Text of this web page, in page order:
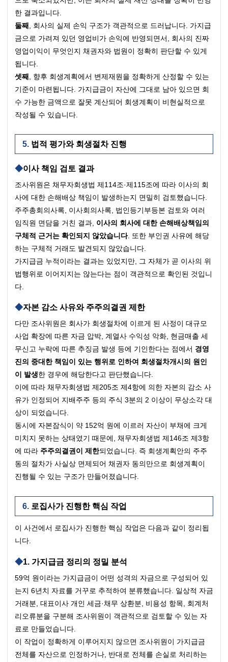
한 결과입니다.
둘째
, 회사의 실제 손익 구조가 객관적으로 드러납니다. 가지급
금으로 가려져 있던 영업비가 손익에 반영되면서, 회사의 진짜
영업이익이 무엇인지 채권자와 법원이 정확히 판단할 수 있게
됩니다.
셋째
, 향후 회생계획에서 변제재원을 정확하게 산정할 수 있는
기준이 마련됩니다. 가지급금이 자산에 그대로 남아 있으면 회
수 가능한 금액으로 잘못 계산되어 회생계획이 비현실적으로
작성될 수 있습니다.
법적 평가와 회생절차 진행
이사 책임 검토 결과
조사위원은 채무자회생법 제114조·제115조에 따라 이사의 회
사에 대한 손해배상 책임이 발생하는지 면밀히 검토했습니다.
주주총회의사록, 이사회의사록, 법인등기부등본 검토와 여러
임직원 면담을 거친 결과, 이사의 회사에 대한 손해배상책임의
구체적 근거는 확인되지 않았습니다. 또한 부인권 사유에 해당
하는 구체적 거래도 발견되지 않았습니다.
가지급금 누적이라는 결과는 있었지만, 그 자체가 곧 이사의 위
법행위로 이어지지는 않는다는 점이 객관적으로 확인된 것입니
다.
자본 감소 사유와 주주의결권 제한
다만 조사위원은 회사가 회생절차에 이르게 된 사정이 대규모
사업 확장에 따른 자금 압박, 계열사 수익성 악화, 현금매출 세
무신고 누락에 따른 추징금 발생 등에 기인한다는 점에서 경영
진의 중대한 책임이 있는 행위로 인하여 회생절차개시의 원인
이 발생한 경우에 해당한다고 판단했습니다.
이에 따라 채무자회생법 제205조 제4항에 의한 자본의 감소 사
유가 인정되어 지배주주 등의 주식 3분의 2 이상이 무상소각 대
상이 되었습니다.
동시에 자본잠식이 약 152억 원에 이르러 자산이 부채에 크게
미치지 못하는 상태였기 때문에, 채무자회생법 제146조 제3항
에 따라 주주의결권이 제한되었습니다. 즉 회생계획안의 주주
동의 절차가 사실상 면제되어 채권자 동의만으로 회생계획이
진행될 수 있는 구조가 만들어졌습니다.
로집사가 진행한 핵심 작업
이 사건에서 로집사가 진행한 핵심 작업은 다음과 같이 정리됩
니다.
1. 가지급금 정리의 정밀 분석
59억 원이라는 가지급금이 어떤 성격의 자금으로 구성되어 있
는지 6년치 자료를 거꾸로 추적하여 분류했습니다. 일상적 자금
거래분, 대표이사 개인 세금·채무 상환분, 비용성 항목, 회계처
리오류분을 구분해 조사위원이 객관적으로 검토할 수 있는 자
료로 만들었습니다.
이 작업이 정확하게 이루어지지 않으면 조사위원이 가지급금
전체를 자산으로 인정하거나, 반대로 전체를 손실로 처리하는